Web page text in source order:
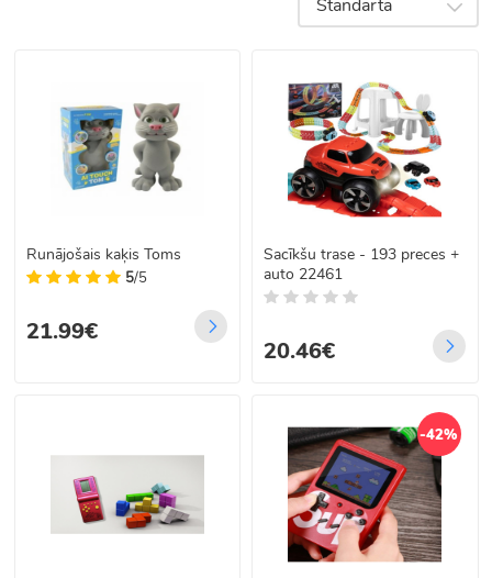
kategorijā
atradīsiet
plašu
rotaļlietu
balsi,
pieskārienu,
grāmatas;
mikrofoni,
klavieres,
bungas,
ģitāras.
Standarta
Runājošais kaķis Toms
5/5
21.99€
Sacīkšu trase - 193 preces +
auto 22461
20.46€
-42%